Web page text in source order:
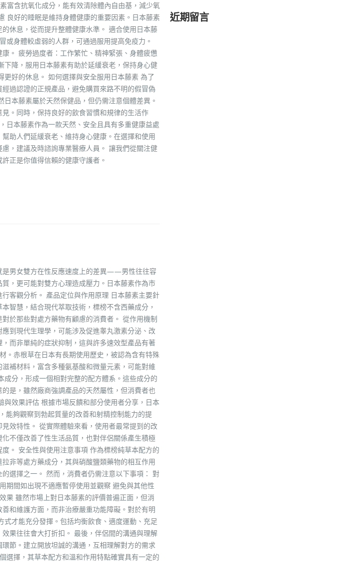
富含抗氧化成分，能有效清除體內自由基，減少氧
良好的睡眠是維持身體健康的重要因素。日本藤素
休息，從而提升整體健康水準。 適合使用日本藤
身體較虛弱的人群，可通過服用提高免疫力。
。 疲勞過度者：工作繁忙、精神緊張、身體疲憊
降，服用日本藤素有助於延緩衰老，保持身心健
好的休息。 如何選擇與安全服用日本藤素 為了
過認證的正規產品，避免購買來路不明的假冒偽
本藤素屬於天然保健品，但仍需注意個體差異。
。同時，保持良好的飲食習慣和規律的生活作
日本藤素作為一款天然、安全且具有多重健康益處
助人們延緩衰老、維持身心健康。在選擇和使用
，建議及時諮詢專業醫療人員。 讓我們從關注健
正是你值得信賴的健康守護者。
是男女雙方在性反應速度上的差異——男性往往容
，更可能對雙方心理造成壓力。日本藤素作為市
客觀分析。 產品定位與作用原理 日本藤素主要針
智慧，結合現代萃取技術，標榜不含西藥成分，
於那些對處方藥物有顧慮的消費者。 從作用機制
到現代生理學，可能涉及促進睾丸激素分泌、改
而非單純的症狀抑制，這與許多速效型產品有著
。赤根草在日本有長期使用歷史，被認為含有特殊
補材料，富含多種氨基酸和微量元素，可能對維
分，形成一個相對完整的配方體系。這些成分的
是，雖然廠商強調產品的天然屬性，但消費者也
效果評估 根據市場反饋和部分使用者分享，日本
能夠觀察到勃起質量的改善和射精控制能力的提
效特性。 從實際體驗來看，使用者最常提到的改
不僅改善了性生活品質，也對伴侶關係產生積極
。 安全性與使用注意事項 作為標榜純草本配方的
非等處方藥成分，其與硝酸鹽類藥物的相互作用
選擇之一。 然而，消費者仍需注意以下事項： 對
期間如出現不適應暫停使用並觀察 避免與其他性
果 雖然市場上對日本藤素的評價普遍正面，但消
和維護方面，而非治療嚴重功能障礙。對於有明
才能充分發揮。包括均衡飲食、適度運動、充足
果往往會大打折扣。 最後，伴侶間的溝通與理解
節。建立開放坦誠的溝通，互相理解對方的需求
選擇，其草本配方和溫和作用特點確實具有一定的
近期留言